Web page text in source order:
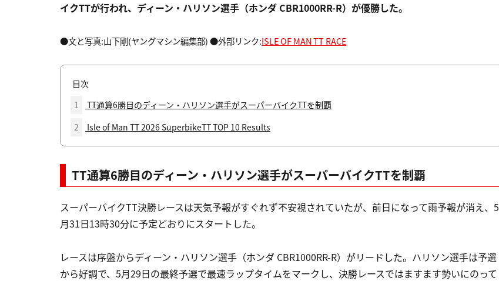
イクTTが行われ、ディーン・ハリソン選手（ホンダ CBR1000RR-R）が優勝した。
●文と写真:山下剛(ヤングマシン編集部) ●外部リンク:ISLE OF MAN TT RACE
目次
1
TT通算6勝目のディーン・ハリソン選手がスーパーバイクTTを制覇
2
Isle of Man TT 2026 SuperbikeTT TOP 10 Results
TT通算6勝目のディーン・ハリソン選手がスーパーバイクTTを制覇
スーパーバイクTT決勝レースは天気予報がすぐれず不安視されていたが、前日になって雨予報が消え、5
月31日13時30分に予定どおりにスタートした。
レースは序盤からディーン・ハリソン選手（ホンダ CBR1000RR-R）がリードした。ハリソン選手は予選
から好調で、5月29日の最終予選で最速ラップタイムをマークし、決勝レースではますます勢いにのって